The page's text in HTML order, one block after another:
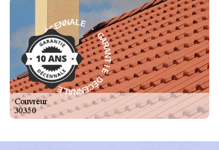
G
A
R
A
N
T
I
E
D
É
C
E
N
NALE - GAR
A
N
T
I
E
D
É
C
E
N
N
A
L
E
-